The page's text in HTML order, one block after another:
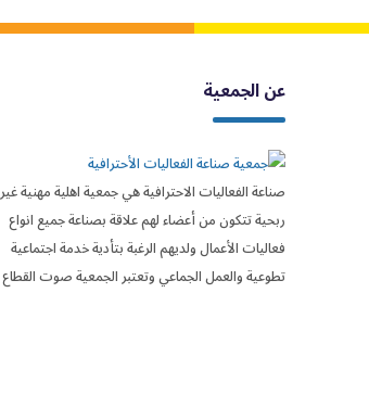
عن الجمعية
صناعة الفعاليات الاحترافية هي جمعية اهلية مهنية غير
ربحية تتكون من أعضاء لهم علاقة بصناعة جميع انواع
فعاليات الأعمال ولديهم الرغبة بتأدية خدمة اجتماعية
تطوعية والعمل الجماعي وتعتبر الجمعية صوت القطاع